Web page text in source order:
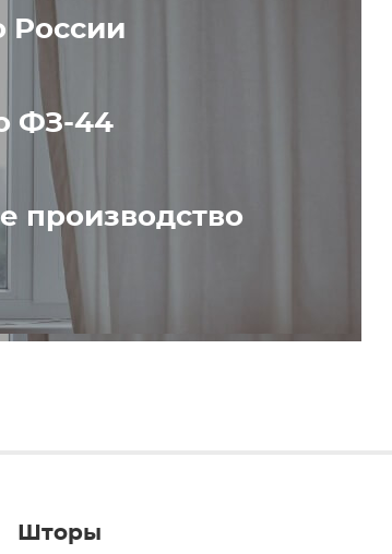
России
ФЗ-44
производство
Шторы